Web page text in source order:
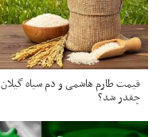
قیمت طارم هاشمی و دم سیاه گیلان
چقدر شد؟